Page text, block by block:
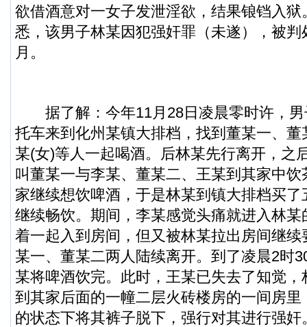
欲借酒意对一女子发泄淫欲，结果锒铛入
悉，该男子林某因犯强奸罪（未遂），被
月。
据了解：今年11月28日凌晨零时许，男
托车来到化州某镇大排档，找到董某一、
某(女)等人一起喝酒。后林某先行离开，之
叫董某一与李某、董某二、王某到其家中
家继续想饮啤酒，于是林某到镇大排档买
继续畅饮。期间，李某感觉头痛就进入林
着一起入到房间，但又被林某拉出房间继
某一、董某二两人陆续离开。到了凌晨2时
某将啤酒饮完。此时，王某已失去了知觉
到其家后面的一幢二层火砖楼房的一间房
的状态下将其裤子脱下，强行对其进行强